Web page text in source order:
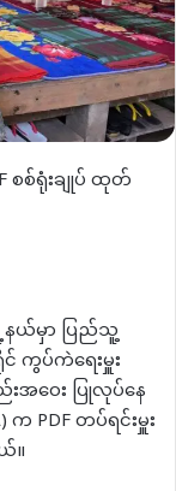
စ်ရုံးချုပ် ထုတ်
နယ်မှာ ပြည်သူ့
ကွပ်ကဲရေးမှူး
အဝေး ပြုလုပ်နေ
PDF တပ်ရင်းမှူး
။